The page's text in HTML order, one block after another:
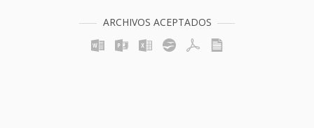
ARCHIVOS ACEPTADOS